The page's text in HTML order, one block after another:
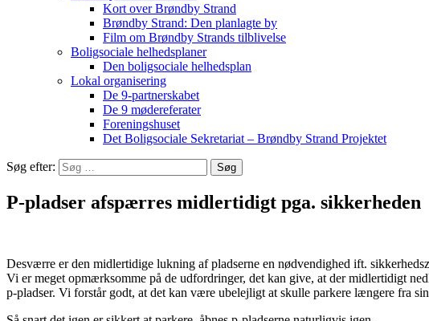
Kort over Brøndby Strand
Brøndby Strand: Den planlagte by
Film om Brøndby Strands tilblivelse
Boligsociale helhedsplaner
Den boligsociale helhedsplan
Lokal organisering
De 9-partnerskabet
De 9 mødereferater
Foreningshuset
Det Boligsociale Sekretariat – Brøndby Strand Projektet
Søg efter:
P-pladser afspærres midlertidigt pga. sikkerheden
Desværre er den midlertidige lukning af pladserne en nødvendighed ift.
Vi er meget opmærksomme på de udfordringer, det kan give, at der midlertidigt
p-pladser. Vi forstår godt, at det kan være ubelejligt at skulle parkere længere fra